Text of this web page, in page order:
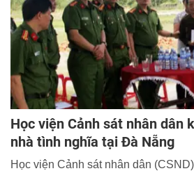
Học viện Cảnh sát nhân dân
nhà tình nghĩa tại Đà Nẵng
Học viện Cảnh sát nhân dân